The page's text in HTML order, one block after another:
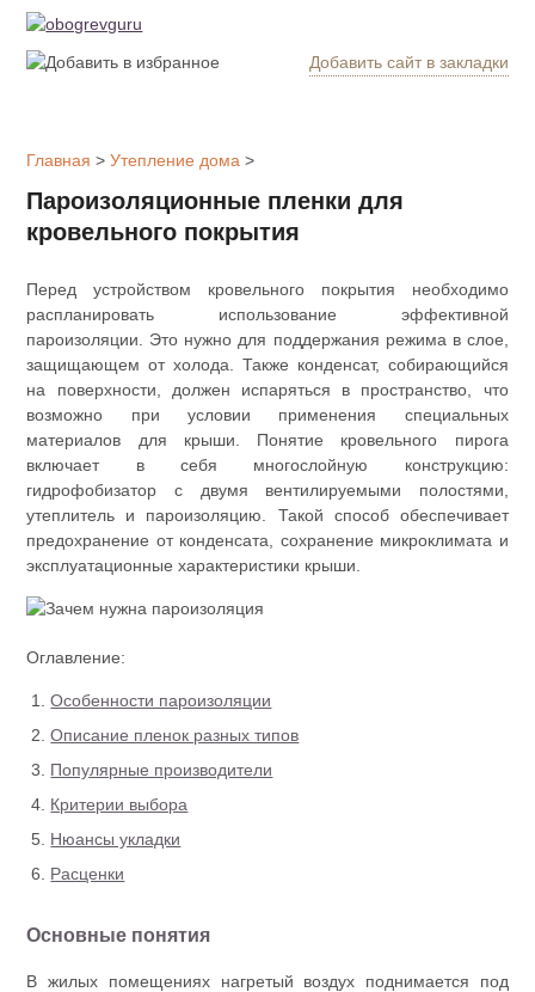
Добавить сайт в закладки
Котлы
отопления
Утепление
Печи и
камины
Утеплители
Главная >Утепление дома >
Пароизоляционные пленки для
кровельного покрытия
Перед устройством кровельного покрытия необходимо
распланировать использование эффективной
пароизоляции. Это нужно для поддержания режима в слое,
защищающем от холода. Также конденсат, собирающийся
на поверхности, должен испаряться в пространство, что
возможно при условии применения специальных
материалов для крыши. Понятие кровельного пирога
включает в себя многослойную конструкцию:
гидрофобизатор с двумя вентилируемыми полостями,
утеплитель и пароизоляцию. Такой способ обеспечивает
предохранение от конденсата, сохранение микроклимата и
эксплуатационные характеристики крыши.
Оглавление:
Особенности пароизоляции
Описание пленок разных типов
Популярные производители
Критерии выбора
Нюансы укладки
Расценки
Основные понятия
В жилых помещениях нагретый воздух поднимается под